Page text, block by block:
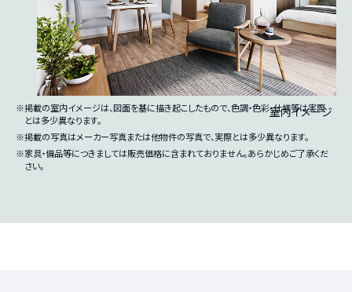
室内イメージ
※掲載の室内イメージは、図面を基に描き起こしたもので、色調・色彩・仕様等は実際
とは多少異なります。
※掲載の写真はメーカー写真または他物件の写真で、実際とは多少異なります。
※家具・備品等につきましては販売価格に含まれておりません。あらかじめご了承くだ
さい。